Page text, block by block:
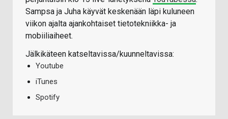
Sampsa ja Juha käyvät keskenään läpi kuluneen
viikon ajalta ajankohtaiset tietotekniikka- ja
mobiiliaiheet.
Jälkikäteen katseltavissa/kuunneltavissa:
Youtube
iTunes
Spotify